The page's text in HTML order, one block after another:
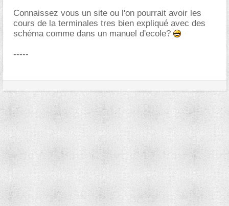
Connaissez vous un site ou l'on pourrait avoir les
cours de la terminales tres bien expliqué avec des
schéma comme dans un manuel d'ecole?
-----